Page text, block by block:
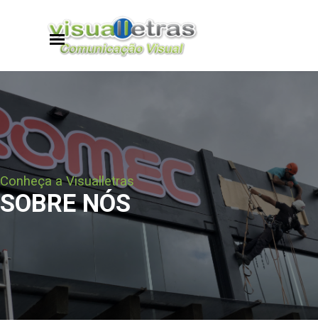
Pular menu
Conheça a Visualletras
SOBRE NÓS